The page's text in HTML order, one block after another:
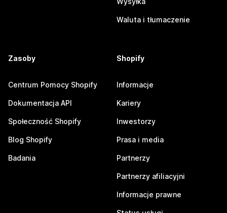
Waluta i tłumaczenie
Zasoby
Centrum Pomocy Shopify
Dokumentacja API
Społeczność Shopify
Blog Shopify
Badania
Shopify
Informacje
Kariery
Inwestorzy
Prasa i media
Partnerzy
Partnerzy afiliacyjni
Informacje prawne